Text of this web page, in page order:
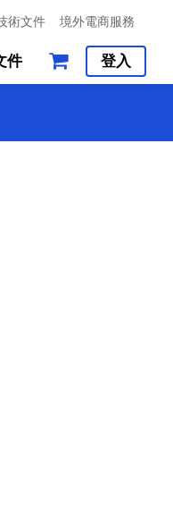
術文件 境外電商服務
件 登入